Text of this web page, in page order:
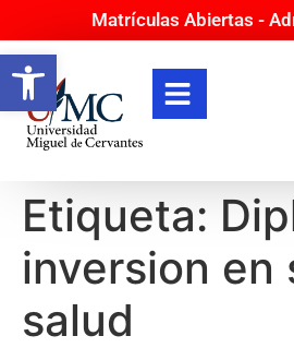
Abrir barra de
Matrículas Abiertas -
Etiqueta:
inversion en
salud